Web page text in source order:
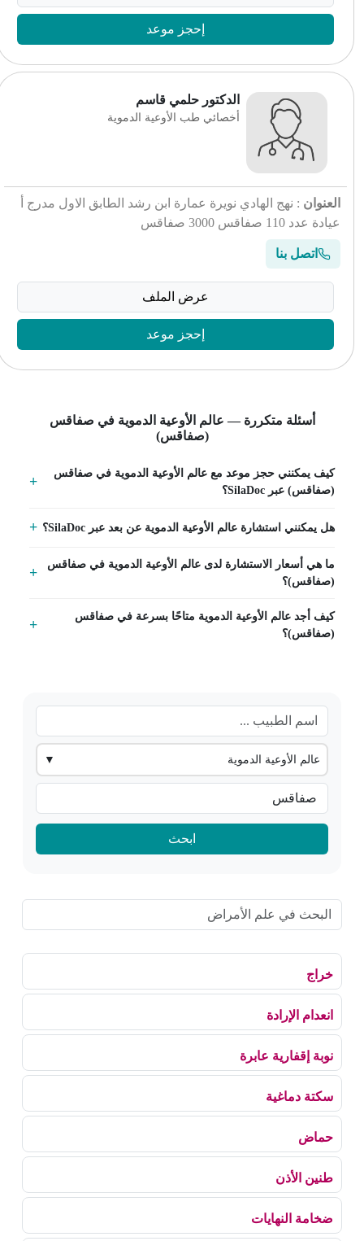
عالم الأوعية الدموية
ابحث
خراج
انعدام الإرادة
نوبة إقفارية عابرة
سكتة دماغية
حماض
طنين الأذن
ضخامة النهايات
إحجز موعد
الدكتور حلمي قاسم
أخصائي طب الأوعية الدموية
العنوان : نهج الهادي نويرة عمارة ابن رشد الطابق الاول مدرج أ
عيادة عدد 110 صفاقس 3000 صفاقس
اتصل بنا
عرض الملف
إحجز موعد
أسئلة متكررة — عالم الأوعية الدموية في صفاقس
(صفاقس)
كيف يمكنني حجز موعد مع عالم الأوعية الدموية في صفاقس
(صفاقس) عبر SilaDoc؟
هل يمكنني استشارة عالم الأوعية الدموية عن بعد عبر SilaDoc؟
ما هي أسعار الاستشارة لدى عالم الأوعية الدموية في صفاقس
(صفاقس)؟
كيف أجد عالم الأوعية الدموية متاحًا بسرعة في صفاقس
(صفاقس)؟